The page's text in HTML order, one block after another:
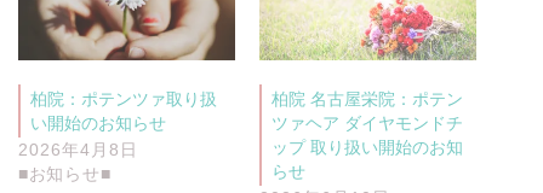
開
き
ま
す
新
し
い
ウ
ド
ウ
で
開
き
ま
柏院：ポテンツァ取り扱
い開始のお知らせ
2026年4月8日
■お知らせ■
柏院 名古屋栄院：ポテン
ツァヘア ダイヤモンドチ
ップ 取り扱い開始のお知
らせ